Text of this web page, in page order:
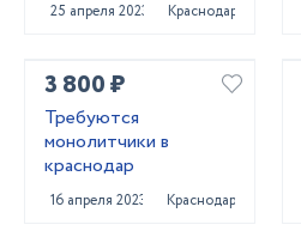
25 апреля 2023 Краснодар
3 800 ₽
Требуются
монолитчики в
краснодар
16 апреля 2023 Краснодар